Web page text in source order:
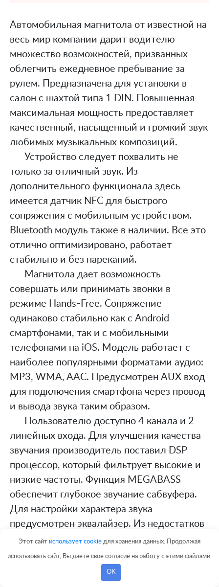
Автомобильная магнитола от известной на
весь мир компании дарит водителю
множество возможностей, призванных
облегчить ежедневное пребывание за
рулем. Предназначена для установки в
салон с шахтой типа 1 DIN. Повышенная
максимальная мощность предоставляет
качественный, насыщенный и громкий звук
любимых музыкальных композиций.
Устройство следует похвалить не
только за отличный звук. Из
дополнительного функционала здесь
имеется датчик NFC для быстрого
сопряжения с мобильным устройством.
Bluetooth модуль также в наличии. Все это
отлично оптимизировано, работает
стабильно и без нареканий.
Магнитола дает возможность
совершать или принимать звонки в
режиме Hands-Free. Сопряжение
одинаково стабильно как с Android
смартфонами, так и с мобильными
телефонами на iOS. Модель работает с
наиболее популярными форматами аудио:
MP3, WMA, AAC. Предусмотрен AUX вход
для подключения смартфона через провод
и вывода звука таким образом.
Пользователю доступно 4 канала и 2
линейных входа. Для улучшения качества
звучания производитель поставил DSP
процессор, который фильтрует высокие и
низкие частоты. Функция MEGABASS
обеспечит глубокое звучание сабвуфера.
Для настройки характера звука
предусмотрен эквалайзер. Из недостатков
некоторые пользователи отмечают не
самую приятную подсветку. Цветовая
схема довольно яркая и имеет свойство
сильно пульсировать.
Этот сайт использует cookie для хранения данных. Продолжая
использовать сайт, Вы даете свое согласие на работу с этими файлами.
OK